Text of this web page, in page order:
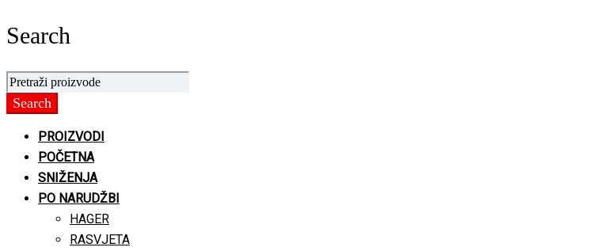
Search
PROIZVODI
POČETNA
SNIŽENJA
PO NARUDŽBI
HAGER
RASVJETA